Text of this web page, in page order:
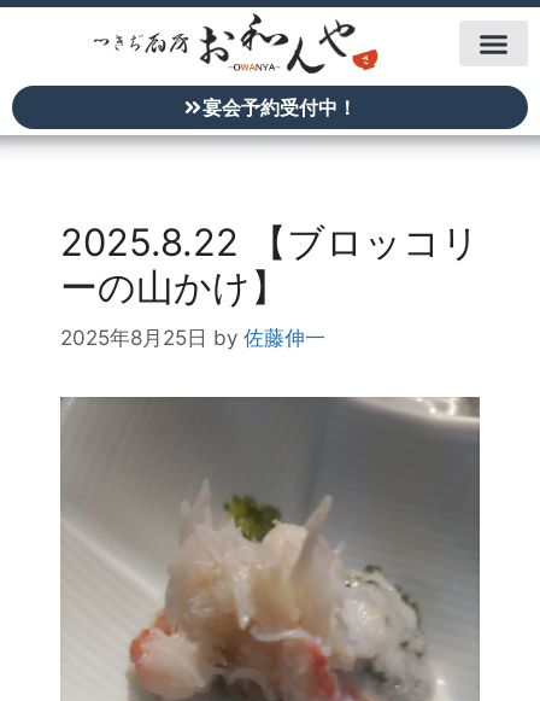
宴会予約受付中！
2025.8.22 【ブロッコリ
ーの山かけ】
2025年8月25日 by 佐藤伸一